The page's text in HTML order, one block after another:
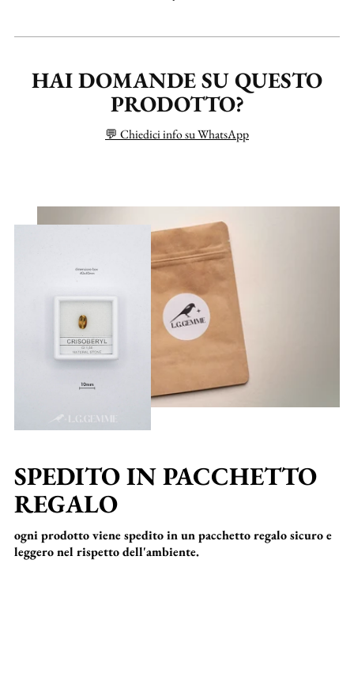
HAI DOMANDE SU QUESTO
PRODOTTO?
💬 Chiedici info su WhatsApp
SPEDITO IN PACCHETTO
REGALO
ogni prodotto viene spedito in un pacchetto regalo sicuro e
leggero nel rispetto dell'ambiente.